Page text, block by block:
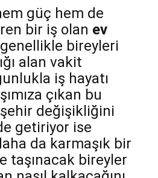
güç hem de
bir iş olan ev
bireyleri
alan vakit
iş hayatı
çıkan bu
değişikliğini
getiriyor ise
da karmaşık bir
taşınacak bireyler